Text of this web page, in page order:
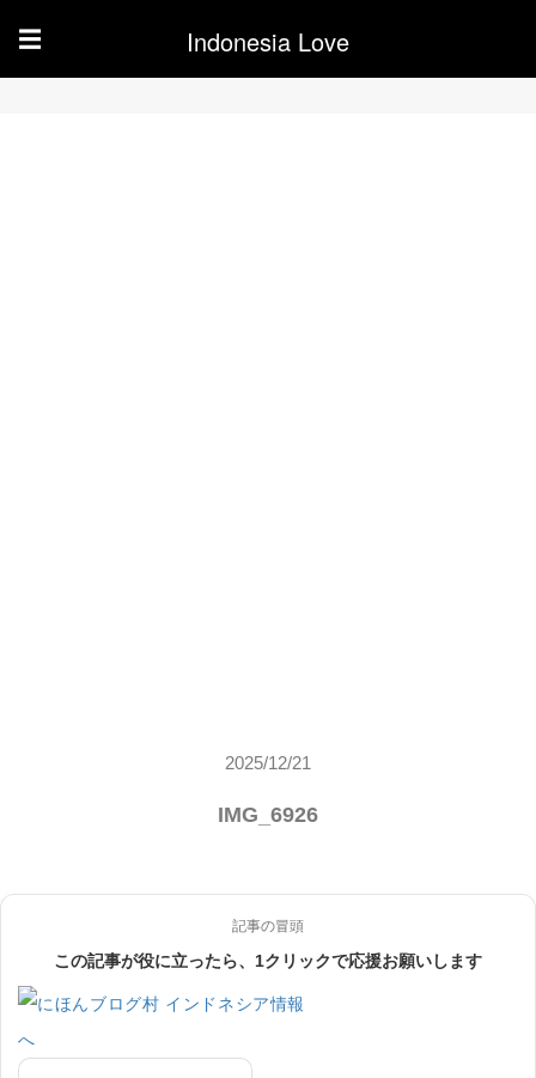
☰ Indonesia Love
2025/12/21
IMG_6926
記事の冒頭
この記事が役に立ったら、1クリックで応援お願いします